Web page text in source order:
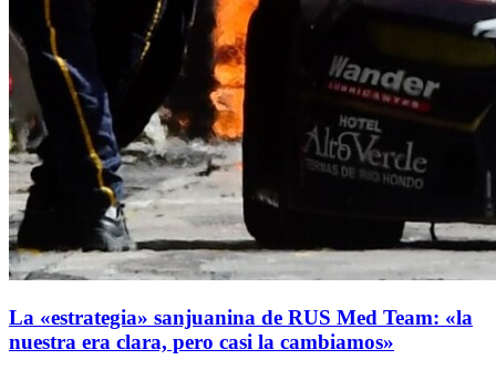
La «estrategia» sanjuanina de RUS Med Team: «la
nuestra era clara, pero casi la cambiamos»